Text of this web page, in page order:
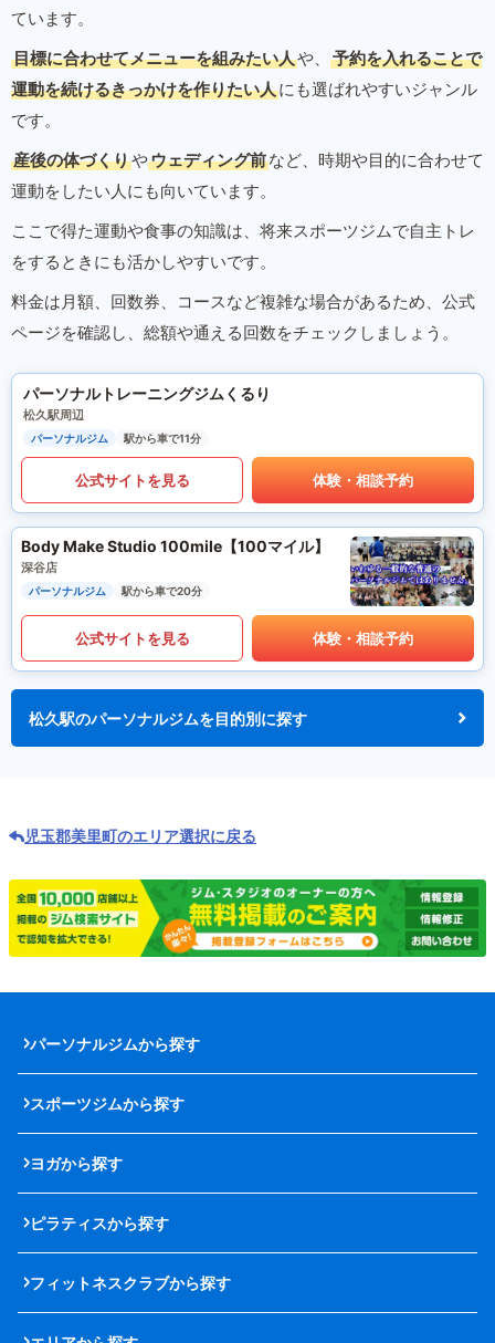
ています。
目標に合わせてメニューを組みたい人や、
予約を入れることで
運動を続けるきっかけを作りたい人にも選ばれやすいジャンル
です。
産後の体づくりやウェディング前など、時期や目的に合わせて
運動をしたい人にも向いています。
ここで得た運動や食事の知識は、将来スポーツジムで自主トレ
をするときにも活かしやすいです。
料金は月額、回数券、コースなど複雑な場合があるため、公式
ページを確認し、総額や通える回数をチェックしましょう。
パーソナルトレーニングジムくるり
松久駅周辺
パーソナルジム 駅から車で11分
公式サイトを見る 体験・相談予約
Body Make Studio 100mile【100マイル】
深谷店
パーソナルジム 駅から車で20分
公式サイトを見る 体験・相談予約
松久駅のパーソナルジムを目的別に探す
児玉郡美里町のエリア選択に戻る
パーソナルジムから探す
スポーツジムから探す
ヨガから探す
ピラティスから探す
フィットネスクラブから探す